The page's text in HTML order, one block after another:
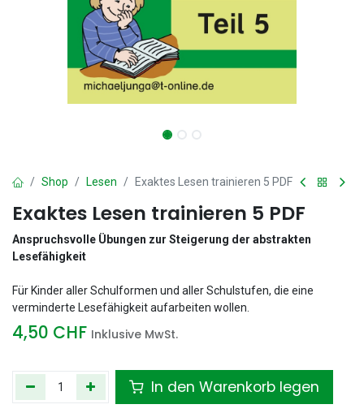
Shop Lesen Exaktes Lesen trainieren 5 PDF
Exaktes Lesen trainieren 5 PDF
Anspruchsvolle Übungen zur Steigerung der abstrakten
Lesefähigkeit
Für Kinder aller Schulformen und aller Schulstufen, die eine
verminderte Lesefähigkeit aufarbeiten wollen.
4,50 CHF Inklusive MwSt.
In den Warenkorb legen